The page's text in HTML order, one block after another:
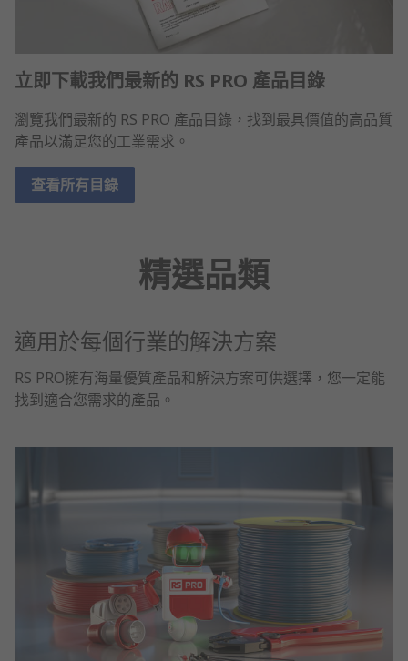
立即下載我們最新的 RS PRO 產品目錄
瀏覽我們最新的 RS PRO 產品目錄，找到最具價值的高品質
產品以滿足您的工業需求。
查看所有目錄
精選品類
適用於每個行業的解決方案
RS PRO擁有海量優質產品和解決方案可供選擇，您一定能
找到適合您需求的產品。